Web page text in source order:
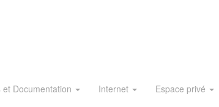
et Documentation Internet Espace privé